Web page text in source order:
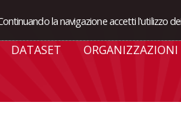
la navigazione accetti l'utilizzo
DATASET ORGANIZZAZIONI